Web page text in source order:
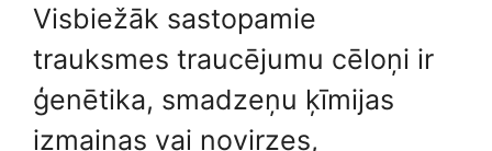
Visbiežāk sastopamie
trauksmes traucējumu cēloņi ir
ģenētika, smadzeņu ķīmijas
izmaiņas vai novirzes,